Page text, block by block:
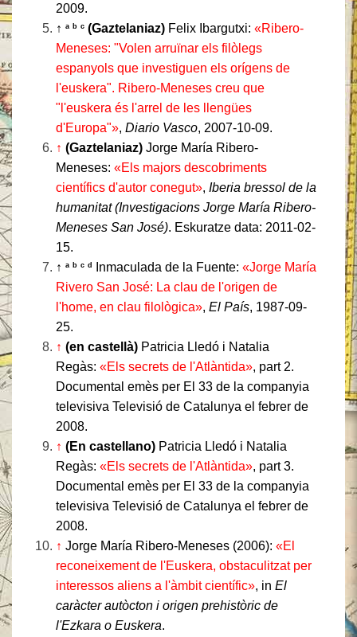
2009.
↑ a b c (Gaztelaniaz) Felix Ibargutxi: «Ribero-
Meneses: "Volen arruïnar els filòlegs
espanyols que investiguen els orígens de
l'euskera". Ribero-Meneses creu que
"l'euskera és l'arrel de les llengües
d'Europa"», Diario Vasco, 2007-10-09.
↑ (Gaztelaniaz) Jorge María Ribero-
Meneses: «Els majors descobriments
científics d'autor conegut», Iberia bressol de la
humanitat (Investigacions Jorge María Ribero-
Meneses San José). Eskuratze data: 2011-02-
15.
↑ a b c d Inmaculada de la Fuente: «Jorge María
Rivero San José: La clau de l'origen de
l'home, en clau filològica», El País, 1987-09-
25.
↑ (en castellà) Patricia Lledó i Natalia
Regàs: «Els secrets de l'Atlàntida», part 2.
Documental emès per El 33 de la companyia
televisiva Televisió de Catalunya el febrer de
2008.
↑ (En castellano) Patricia Lledó i Natalia
Regàs: «Els secrets de l'Atlàntida», part 3.
Documental emès per El 33 de la companyia
televisiva Televisió de Catalunya el febrer de
2008.
↑ Jorge María Ribero-Meneses (2006): «El
reconeixement de l'Euskera, obstaculitzat per
interessos aliens a l'àmbit científic», in El
caràcter autòcton i origen prehistòric de
l'Ezkara o Euskera.